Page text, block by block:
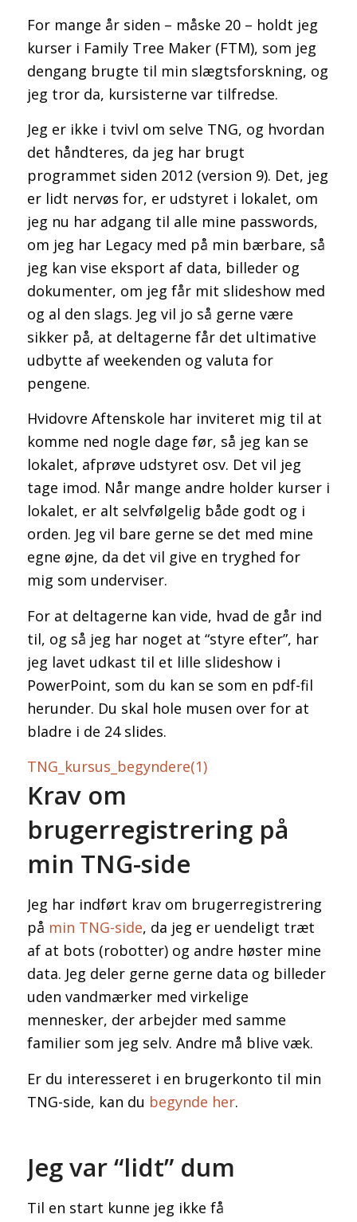
For mange år siden – måske 20 – holdt jeg
kurser i Family Tree Maker (FTM), som jeg
dengang brugte til min slægtsforskning, og
jeg tror da, kursisterne var tilfredse.
Jeg er ikke i tvivl om selve TNG, og hvordan
det håndteres, da jeg har brugt
programmet siden 2012 (version 9). Det, jeg
er lidt nervøs for, er udstyret i lokalet, om
jeg nu har adgang til alle mine passwords,
om jeg har Legacy med på min bærbare, så
jeg kan vise eksport af data, billeder og
dokumenter, om jeg får mit slideshow med
og al den slags. Jeg vil jo så gerne være
sikker på, at deltagerne får det ultimative
udbytte af weekenden og valuta for
pengene.
Hvidovre Aftenskole har inviteret mig til at
komme ned nogle dage før, så jeg kan se
lokalet, afprøve udstyret osv. Det vil jeg
tage imod. Når mange andre holder kurser i
lokalet, er alt selvfølgelig både godt og i
orden. Jeg vil bare gerne se det med mine
egne øjne, da det vil give en tryghed for
mig som underviser.
For at deltagerne kan vide, hvad de går ind
til, og så jeg har noget at “styre efter”, har
jeg lavet udkast til et lille slideshow i
PowerPoint, som du kan se som en pdf-fil
herunder. Du skal hole musen over for at
bladre i de 24 slides.
TNG_kursus_begyndere(1)
Krav om
brugerregistrering på
min TNG-side
Jeg har indført krav om brugerregistrering
på min TNG-side, da jeg er uendeligt træt
af at bots (robotter) og andre høster mine
data. Jeg deler gerne gerne data og billeder
uden vandmærker med virkelige
mennesker, der arbejder med samme
familier som jeg selv. Andre må blive væk.
Er du interesseret i en brugerkonto til min
TNG-side, kan du begynde her.
Jeg var “lidt” dum
Til en start kunne jeg ikke få